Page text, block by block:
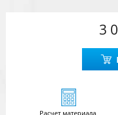
3
Расчетматериала